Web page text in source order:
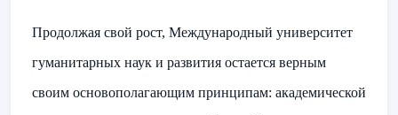
Продолжая свой рост, Международный университет
гуманитарных наук и развития остается верным
своим основополагающим принципам: академической